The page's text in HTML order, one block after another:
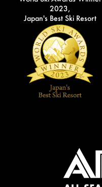
2023,
Japan's Best Ski Resort